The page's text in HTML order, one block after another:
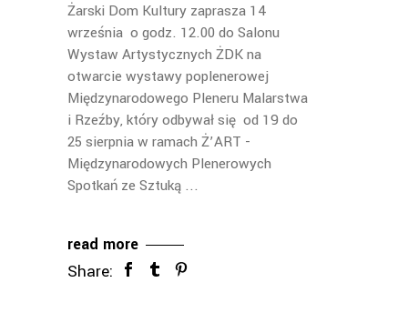
Żarski Dom Kultury zaprasza 14
września o godz. 12.00 do Salonu
Wystaw Artystycznych ŻDK na
otwarcie wystawy poplenerowej
Międzynarodowego Pleneru Malarstwa
i Rzeźby, który odbywał się od 19 do
25 sierpnia w ramach Ż’ART -
Międzynarodowych Plenerowych
Spotkań ze Sztuką
read more
Share: